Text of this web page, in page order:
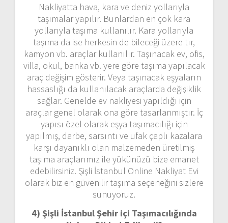
Nakliyatta hava, kara ve deniz yollarıyla
taşımalar yapılır. Bunlardan en çok kara
yollarıyla taşıma kullanılır. Kara yollarıyla
taşıma da ise herkesin de bileceği üzere tır,
kamyon vb. araçlar kullanılır. Taşınacak ev, ofis,
villa, okul, banka vb. yere göre taşıma yapılacak
araç değişim gösterir. Veya taşınacak eşyaların
hassaslığı da kullanılacak araçlarda değişiklik
sağlar. Genelde ev nakliyesi yapıldığı için
araçlar genel olarak ona göre tasarlanmıştır. İç
yapısı özel olarak eşya taşımacılığı için
yapılmış, darbe, sarsıntı ve ufak çaplı kazalara
karşı dayanıklı olan malzemeden üretilmiş
taşıma araçlarımız ile yükünüzü bize emanet
edebilirsiniz. Şişli İstanbul Online Nakliyat Evi
olarak biz en güvenilir taşıma seçeneğini sizlere
sunuyoruz.
4) Şişli İstanbul Şehir içi Taşımacılığında